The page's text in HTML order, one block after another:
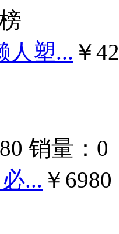
人塑... ￥
销量： 0
... ￥6980